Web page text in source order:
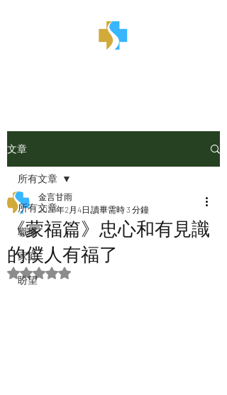
文章
所有文章
職場
家庭
盼望
所有文章
《蒙福篇》忠心和有見識
的僕人有福了
金言甘雨
2025年2月4日 讀畢需時 3 分鐘
評等為 NaN（最高為 5 顆星）。